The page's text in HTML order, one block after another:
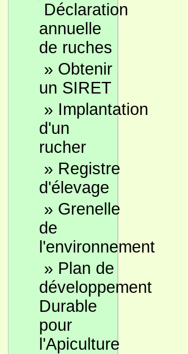
Déclaration
annuelle
de ruches
» Obtenir
un SIRET
» Implantation
d'un
rucher
» Registre
d'élevage
» Grenelle
de
l'environnement
» Plan de
développement
Durable
pour
l'Apiculture